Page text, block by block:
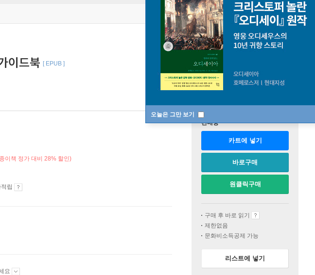
오늘은 그만 보기
이드북 [ EPUB ]
이책 정가 대비 28% 할인)
립
요
판매중
카트에 넣기
바로구매
원클릭구매
구매 후 바로 읽기
제한없음
문화비소득공제 가능
리스트에 넣기